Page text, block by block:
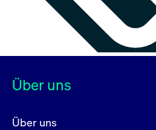
Über uns
Über uns